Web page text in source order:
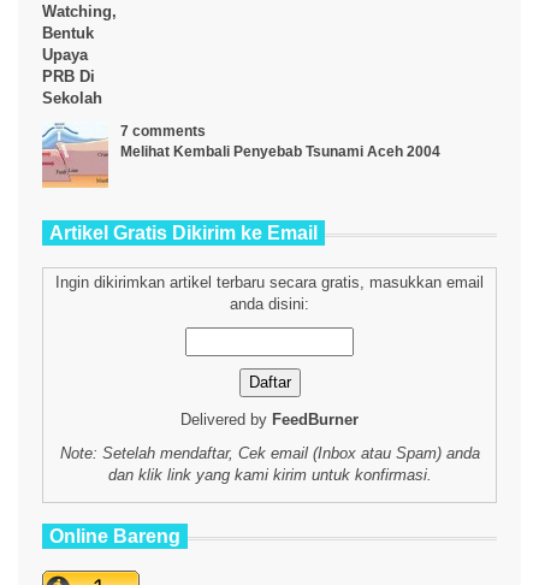
7 comments
Melihat Kembali Penyebab Tsunami Aceh 2004
Artikel Gratis Dikirim ke Email
Ingin dikirimkan artikel terbaru secara gratis, masukkan email
anda disini:
Delivered by FeedBurner
Note: Setelah mendaftar, Cek email (Inbox atau Spam) anda
dan klik link yang kami kirim untuk konfirmasi.
Online Bareng